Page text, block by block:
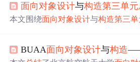
面向对象设计与构造第三单元
本文围绕面向对象设计与构造第三单
法。阐述架构设计、性能优化要点，
BUAA面向对象设计与构造